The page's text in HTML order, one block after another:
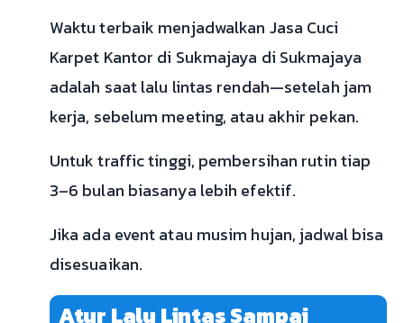
Waktu terbaik menjadwalkan Jasa Cuci
Karpet Kantor di Sukmajaya di Sukmajaya
adalah saat lalu lintas rendah—setelah jam
kerja, sebelum meeting, atau akhir pekan.
Untuk traffic tinggi, pembersihan rutin tiap
3–6 bulan biasanya lebih efektif.
Jika ada event atau musim hujan, jadwal bisa
disesuaikan.
Atur Lalu Lintas Sampai